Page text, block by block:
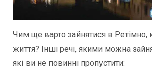
Чим ще варто зайнятися в Ретімно,
життя? Інші речі, якими можна
які ви не повинні пропустити: